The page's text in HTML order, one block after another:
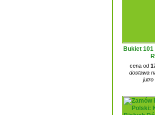
Bukiet
cena od
dostawa
jutro